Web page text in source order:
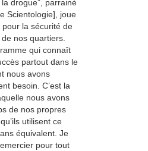
drogue”, parrainé
Scientologie], joue
la sécurité de
nos quartiers.
qui connaît
partout dans le
nous avons
besoin. C’est la
nous avons
de nos propres
utilisent ce
équivalent. Je
pour tout